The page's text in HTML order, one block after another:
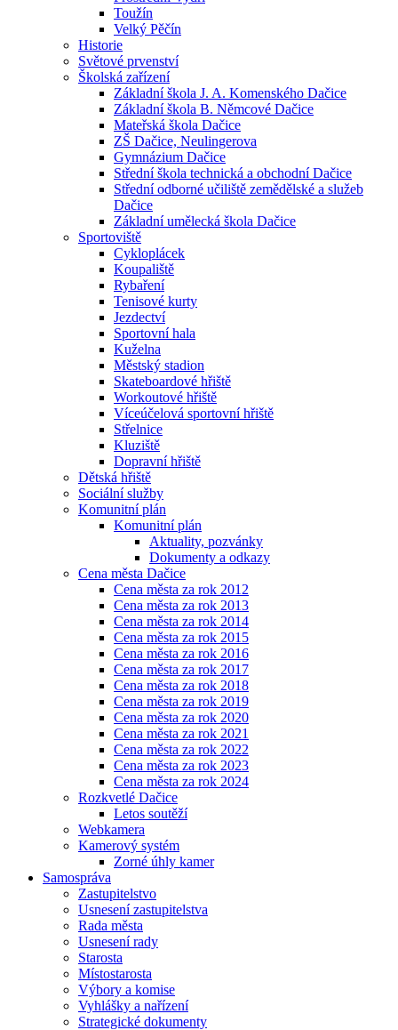
Toužín
Velký Pěčín
Historie
Světové prvenství
Školská zařízení
Základní škola J. A. Komenského Dačice
Základní škola B. Němcové Dačice
Mateřská škola Dačice
ZŠ Dačice, Neulingerova
Gymnázium Dačice
Střední škola technická a obchodní Dačice
Střední odborné učiliště zemědělské a služeb
Dačice
Základní umělecká škola Dačice
Sportoviště
Cykloplácek
Koupaliště
Rybaření
Tenisové kurty
Jezdectví
Sportovní hala
Kuželna
Městský stadion
Skateboardové hřiště
Workoutové hřiště
Víceúčelová sportovní hřiště
Střelnice
Kluziště
Dopravní hřiště
Dětská hřiště
Sociální služby
Komunitní plán
Komunitní plán
Aktuality, pozvánky
Dokumenty a odkazy
Cena města Dačice
Cena města za rok 2012
Cena města za rok 2013
Cena města za rok 2014
Cena města za rok 2015
Cena města za rok 2016
Cena města za rok 2017
Cena města za rok 2018
Cena města za rok 2019
Cena města za rok 2020
Cena města za rok 2021
Cena města za rok 2022
Cena města za rok 2023
Cena města za rok 2024
Rozkvetlé Dačice
Letos soutěží
Webkamera
Kamerový systém
Zorné úhly kamer
Samospráva
Zastupitelstvo
Usnesení zastupitelstva
Rada města
Usnesení rady
Starosta
Místostarosta
Výbory a komise
Vyhlášky a nařízení
Strategické dokumenty